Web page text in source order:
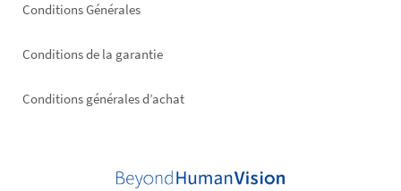
Conditions Générales
Conditions de la garantie
Conditions générales d’achat